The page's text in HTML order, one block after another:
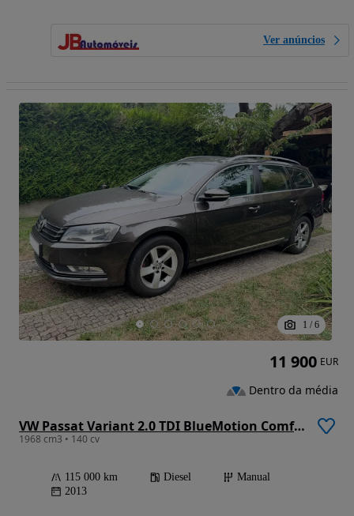
Ver anúncios
1 / 6
VW Passat Variant 2.0 TDI BlueMotion Comfortline
1968 cm3 • 140 cv
115 000 km Diesel
Manual
2013
11 900 EUR
Dentro da média